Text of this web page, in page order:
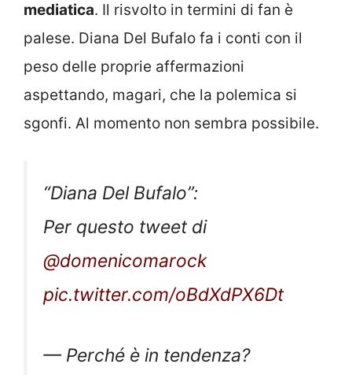
mediatica. Il risvolto in termini di fan è
palese. Diana Del Bufalo fa i conti con il
peso delle proprie affermazioni
aspettando, magari, che la polemica si
sgonfi. Al momento non sembra possibile.
“Diana Del Bufalo”:
Per questo tweet di
@domenicomarock
pic.twitter.com/oBdXdPX6Dt
— Perché è in tendenza?